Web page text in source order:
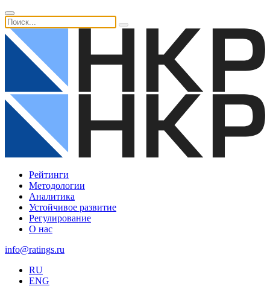
Рейтинги
Методологии
Аналитика
Устойчивое развитие
Регулирование
О нас
info@ratings.ru
RU
ENG